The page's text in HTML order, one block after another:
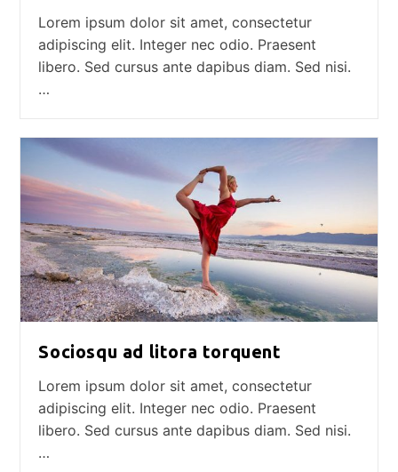
Lorem ipsum dolor sit amet, consectetur
adipiscing elit. Integer nec odio. Praesent
libero. Sed cursus ante dapibus diam. Sed nisi.
…
Sociosqu ad litora torquent
Lorem ipsum dolor sit amet, consectetur
adipiscing elit. Integer nec odio. Praesent
libero. Sed cursus ante dapibus diam. Sed nisi.
…